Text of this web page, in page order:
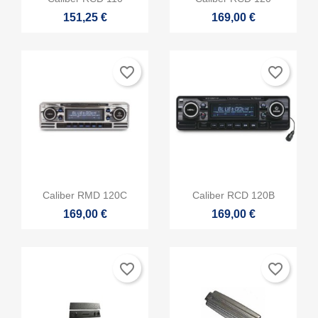
Crear lista de deseos ×
((modalTitle)) ×
151,25 € 169,00 €
Vista rápida
Caliber RMD 120C
169,00 €
favorite_border
Vista rápida
Caliber RCD 120B
169,00 €
favorite_border
favorite_border favorite_border